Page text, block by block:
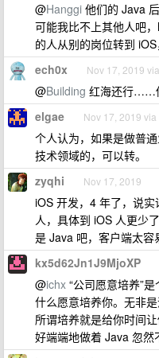
@Hanggi 他们的 Java
可能我比不上其他人吧
的人从别的岗位转到 iOS
ech0x Nov 17, 2019
@Building 红海还行……
elgae Nov 17, 2019
个人认为，如果是做普
技术领域的，可以转。
zyqhi Nov 17, 2019
iOS 开发，4 年了，说
人，具体到 iOS 人更少
是 Java 吧，客户端太容
kx5d62Jn1J9MjoXP
@ichx “公司愿意培养”
什么愿意培养你。无非
所谓培养就是给你时间
好端端地做着 Java 忽然